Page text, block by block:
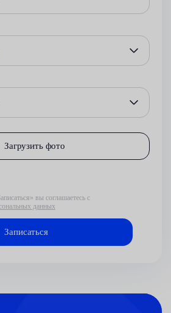
Загрузить фото
вы соглашаетесь с
данных